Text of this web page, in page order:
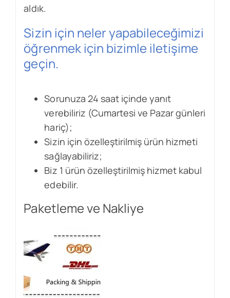
aldık.
Sizin için neler yapabileceğimizi
öğrenmek için bizimle iletişime
geçin.
Sorunuza 24 saat içinde yanıt
verebiliriz (Cumartesi ve Pazar günleri
hariç);
Sizin için özelleştirilmiş ürün hizmeti
sağlayabiliriz;
Biz 1 ürün özelleştirilmiş hizmet kabul
edebilir.
Paketleme ve Nakliye